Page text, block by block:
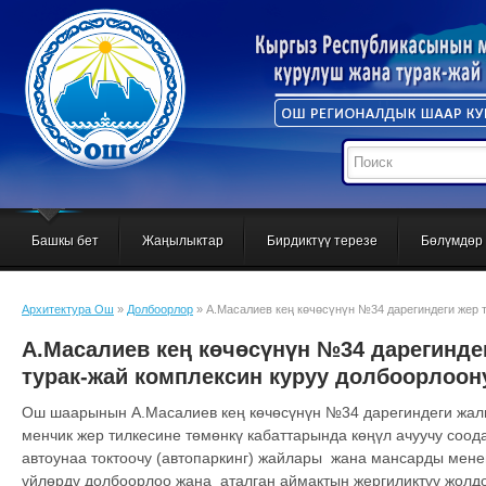
Башкы бет Жаңылыктар Бирдиктүү терезе Бөлүмдөр
Архитектура Ош » Долбоорлор » А.Масалиев кең көчөсүнүн №34 дарегиндеги жер
долбоорлоонуда
А.Масалиев кең көчөсүнүн №34
турак-жай комплексин куруу
Ош шаарынын А.Масалиев кең көчөсүнүн №34 дарегиндеги
менчик жер тилкесине төмөнкү кабаттарында көңүл ачуучу
автоунаа токтоочу (автопаркинг) жайлары жана мансарды
үйлөрдү долбоорлоо жана аталган аймактын жергиликтүү